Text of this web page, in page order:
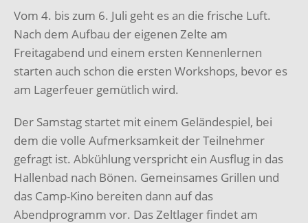
Vom 4. bis zum 6. Juli geht es an die frische Luft.
Nach dem Aufbau der eigenen Zelte am
Freitagabend und einem ersten Kennenlernen
starten auch schon die ersten Workshops, bevor es
am Lagerfeuer gemütlich wird.
Der Samstag startet mit einem Geländespiel, bei
dem die volle Aufmerksamkeit der Teilnehmer
gefragt ist. Abkühlung verspricht ein Ausflug in das
Hallenbad nach Bönen. Gemeinsames Grillen und
das Camp-Kino bereiten dann auf das
Abendprogramm vor. Das Zeltlager findet am